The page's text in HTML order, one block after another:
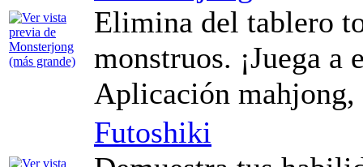
Elimina del tablero
monstruos. ¡Juega a
Aplicación mahjong,
Futoshiki